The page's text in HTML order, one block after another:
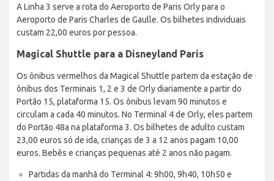
A Linha 3 serve a rota do Aeroporto de Paris Orly para o
Aeroporto de Paris Charles de Gaulle. Os bilhetes individuais
custam 22,00 euros por pessoa.
Magical Shuttle para a Disneyland Paris
Os ônibus vermelhos da Magical Shuttle partem da estação de
ônibus dos Terminais 1, 2 e 3 de Orly diariamente a partir do
Portão 15, plataforma 15. Os ônibus levam 90 minutos e
circulam a cada 40 minutos. No Terminal 4 de Orly, eles partem
do Portão 48a na plataforma 3. Os bilhetes de adulto custam
23,00 euros só de ida, crianças de 3 a 12 anos pagam 10,00
euros. Bebês e crianças pequenas até 2 anos não pagam.
Partidas da manhã do Terminal 4: 9h00, 9h40, 10h50 e